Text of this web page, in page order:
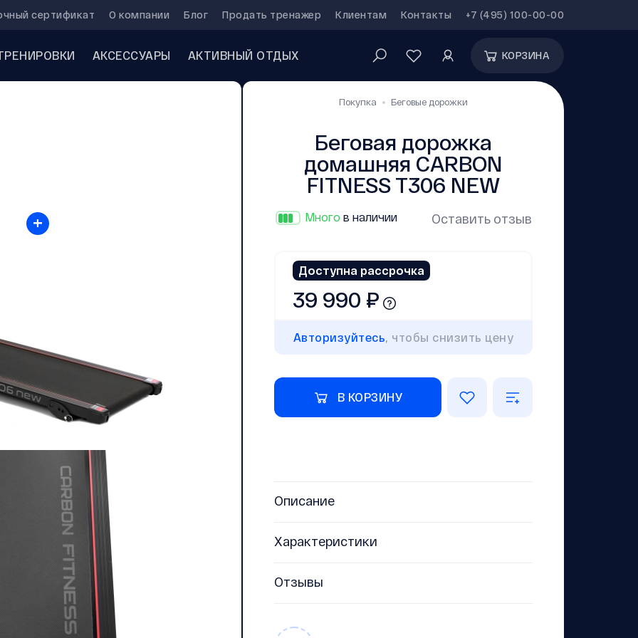
сертификат О компании Блог Продать тренажер Клиентам Контакты +7 (495) 100-00-00
АКСЕССУАРЫ АКТИВНЫЙ ОТДЫХ КОРЗИНА
+
Покупка Беговые дорожки
Беговая дорожка
домашняя CARBON
FITNESS T306 NEW
Много в наличии Оставить отзыв
Доступна рассрочка
39 990 ₽
Авторизуйтесь, чтобы снизить цену
В КОРЗИНУ
Описание
Характеристики
Отзывы